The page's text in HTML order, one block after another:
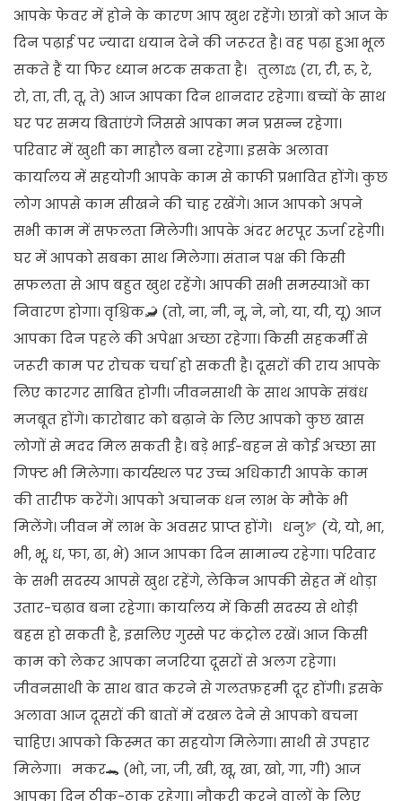
आपके फेवर में होने के कारण आप खुश रहेंगे। छात्रों को आज के
दिन पढ़ाई पर ज्यादा धयान देने की जरूरत है। वह पढ़ा हुआ भूल
सकते हैं या फिर ध्यान भटक सकता है। तुला⚖️ (रा, री, रू, रे,
रो, ता, ती, तू, ते) आज आपका दिन शानदार रहेगा। बच्चों के साथ
घर पर समय बिताएंगे जिससे आपका मन प्रसन्न रहेगा।
परिवार में खुशी का माहौल बना रहेगा। इसके अलावा
कार्यालय में सहयोगी आपके काम से काफी प्रभावित होंगे। कुछ
लोग आपसे काम सीखने की चाह रखेंगे। आज आपको अपने
सभी काम में सफलता मिलेगी। आपके अंदर भरपूर ऊर्जा रहेगी।
घर में आपको सबका साथ मिलेगा। संतान पक्ष की किसी
सफलता से आप बहुत खुश रहेंगे। आपकी सभी समस्याओं का
निवारण होगा। वृश्चिक🦂 (तो, ना, नी, नू, ने, नो, या, यी, यू) आज
आपका दिन पहले की अपेक्षा अच्छा रहेगा। किसी सहकर्मी से
जरूरी काम पर रोचक चर्चा हो सकती है। दूसरों की राय आपके
लिए कारगर साबित होगी। जीवनसाथी के साथ आपके संबंध
मजबूत होंगे। कारोबार को बढ़ाने के लिए आपको कुछ खास
लोगों से मदद मिल सकती है। बड़े भाई-बहन से कोई अच्छा सा
गिफ्ट भी मिलेगा। कार्यस्थल पर उच्च अधिकारी आपके काम
की तारीफ करेंगे। आपको अचानक धन लाभ के मौके भी
मिलेंगे। जीवन में लाभ के अवसर प्राप्त होंगे। धनु🏹 (ये, यो, भा,
भी, भू, ध, फा, ढा, भे) आज आपका दिन सामान्य रहेगा। परिवार
के सभी सदस्य आपसे खुश रहेंगे, लेकिन आपकी सेहत में थोड़ा
उतार-चढ़ाव बना रहेगा। कार्यालय में किसी सदस्य से थोड़ी
बहस हो सकती है, इसलिए गुस्से पर कंट्रोल रखें। आज किसी
काम को लेकर आपका नजरिया दूसरों से अलग रहेगा।
जीवनसाथी के साथ बात करने से गलतफ़हमी दूर होंगी। इसके
अलावा आज दूसरों की बातों में दखल देने से आपको बचना
चाहिए। आपको किस्मत का सहयोग मिलेगा। साथी से उपहार
मिलेगा। मकर🐊 (भो, जा, जी, खी, खू, खा, खो, गा, गी) आज
आपका दिन ठीक-ठाक रहेगा। नौकरी करने वालों के लिए